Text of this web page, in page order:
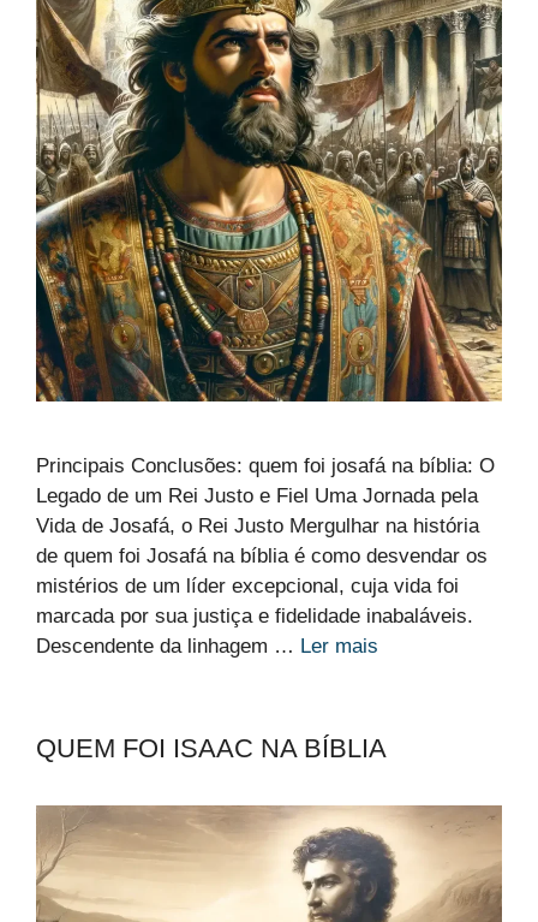
Principais Conclusões: quem foi josafá na bíblia: O
Legado de um Rei Justo e Fiel Uma Jornada pela
Vida de Josafá, o Rei Justo Mergulhar na história
de quem foi Josafá na bíblia é como desvendar os
mistérios de um líder excepcional, cuja vida foi
marcada por sua justiça e fidelidade inabaláveis.
Descendente da linhagem … Ler mais
QUEM FOI ISAAC NA BÍBLIA